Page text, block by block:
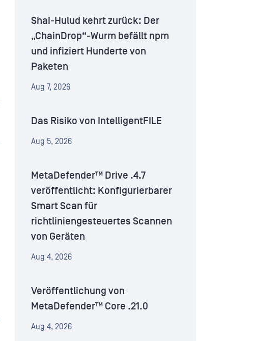
Shai-Hulud kehrt zurück: Der
„ChainDrop“-Wurm befällt npm
und infiziert Hunderte von
Paketen
Aug 7, 2026
Das Risiko von IntelligentFILE
Aug 5, 2026
MetaDefender™ Drive .4.7
veröffentlicht: Konfigurierbarer
Smart Scan für
richtliniengesteuertes Scannen
von Geräten
Aug 4, 2026
Veröffentlichung von
MetaDefender™ Core .21.0
Aug 4, 2026